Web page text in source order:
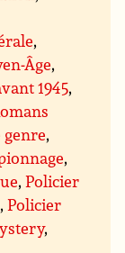
,
Âge,
1945,
genre,
,
,Policier
,Policier
,